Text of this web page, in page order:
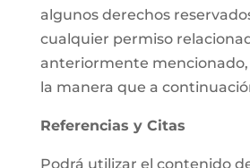
algunos derechos
cualquier permiso
anteriormente mencionado,
la manera que a
Referencias y Citas
Podrá utilizar el contenido